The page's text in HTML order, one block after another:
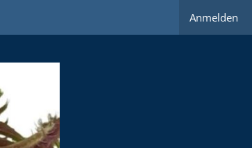
Anmelden